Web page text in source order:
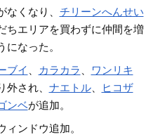
なくなり、 チリーンへんせい
ちエリアを買わずに仲間を増
になった。
ブイ カラカラ
ワンリキ
外され、 ナエトル、
ヒコザ
ンベが追加。
ィンドウ追加。